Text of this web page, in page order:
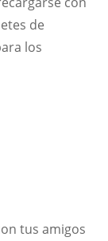
de
los
tus amigos